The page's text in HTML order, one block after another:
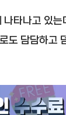
타나고 있는
도 담담하고